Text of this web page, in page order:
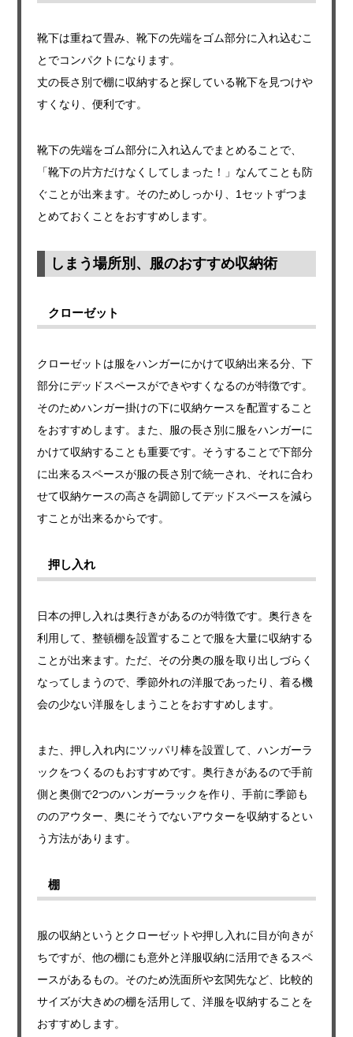
靴下は重ねて畳み、靴下の先端をゴム部分に入れ込むこ
とでコンパクトになります。
丈の長さ別で棚に収納すると探している靴下を見つけや
すくなり、便利です。
靴下の先端をゴム部分に入れ込んでまとめることで、
「靴下の片方だけなくしてしまった！」なんてことも防
ぐことが出来ます。そのためしっかり、1セットずつま
とめておくことをおすすめします。
しまう場所別、服のおすすめ収納術
クローゼット
クローゼットは服をハンガーにかけて収納出来る分、下
部分にデッドスペースができやすくなるのが特徴です。
そのためハンガー掛けの下に収納ケースを配置すること
をおすすめします。また、服の長さ別に服をハンガーに
かけて収納することも重要です。そうすることで下部分
に出来るスペースが服の長さ別で統一され、それに合わ
せて収納ケースの高さを調節してデッドスペースを減ら
すことが出来るからです。
押し入れ
日本の押し入れは奥行きがあるのが特徴です。奥行きを
利用して、整頓棚を設置することで服を大量に収納する
ことが出来ます。ただ、その分奥の服を取り出しづらく
なってしまうので、季節外れの洋服であったり、着る機
会の少ない洋服をしまうことをおすすめします。
また、押し入れ内にツッパリ棒を設置して、ハンガーラ
ックをつくるのもおすすめです。奥行きがあるので手前
側と奥側で2つのハンガーラックを作り、手前に季節も
ののアウター、奥にそうでないアウターを収納するとい
う方法があります。
棚
服の収納というとクローゼットや押し入れに目が向きが
ちですが、他の棚にも意外と洋服収納に活用できるスペ
ースがあるもの。そのため洗面所や玄関先など、比較的
サイズが大きめの棚を活用して、洋服を収納することを
おすすめします。